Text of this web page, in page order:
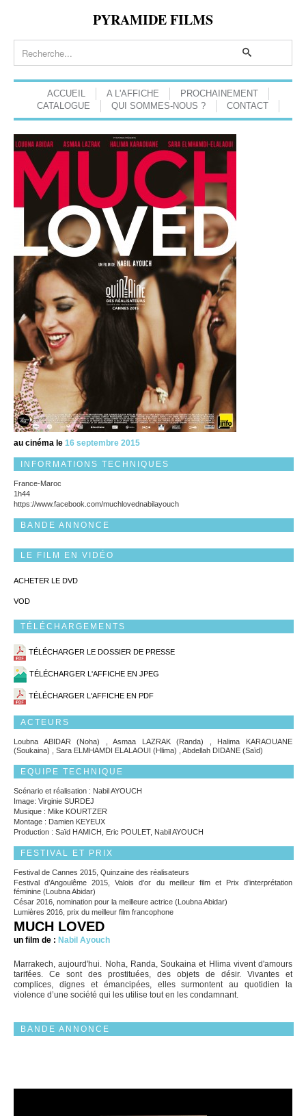
PYRAMIDE FILMS
ACCUEIL A L'AFFICHE
PROCHAINEMENT
CATALOGUE
QUI SOMMES-NOUS ? CONTACT
au cinéma le 16 septembre 2015
INFORMATIONS TECHNIQUES
France-Maroc
1h44
https://www.facebook.com/muchlovednabilayouch
BANDE ANNONCE
LE FILM EN VIDÉO
ACHETER LE DVD
VOD
TÉLÉCHARGEMENTS
TÉLÉCHARGER LE DOSSIER DE PRESSE
TÉLÉCHARGER L'AFFICHE EN JPEG
TÉLÉCHARGER L'AFFICHE EN PDF
ACTEURS
Loubna ABIDAR (Noha) , Asmaa LAZRAK (Randa) , Halima KARAOUANE
(Soukaina) , Sara ELMHAMDI ELALAOUI (Hlima) , Abdellah DIDANE (Saïd)
EQUIPE TECHNIQUE
Scénario et réalisation : Nabil AYOUCH
Image: Virginie SURDEJ
Musique : Mike KOURTZER
Montage : Damien KEYEUX
Production : Saïd HAMICH, Eric POULET, Nabil AYOUCH
FESTIVAL ET PRIX
Festival de Cannes 2015, Quinzaine des réalisateurs
Festival d’Angoulême 2015, Valois d’or du meilleur film et Prix d’interprétation
féminine (Loubna Abidar)
César 2016, nomination pour la meilleure actrice (Loubna Abidar)
Lumières 2016, prix du meilleur film francophone
MUCH LOVED
un film de : Nabil Ayouch
Marrakech, aujourd'hui. Noha, Randa, Soukaina et Hlima vivent d'amours
tarifées. Ce sont des prostituées, des objets de désir. Vivantes et
complices, dignes et émancipées, elles surmontent au quotidien la
violence d’une société qui les utilise tout en les condamnant.
BANDE ANNONCE